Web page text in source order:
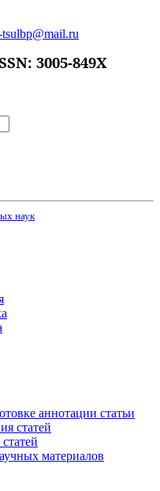
3005-849X
наук
аннотации статьи
статей
материалов